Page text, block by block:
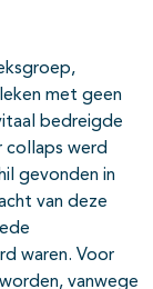
met geen
bedreigde
collaps werd
gevonden in
van deze
waren. Voor
vanwege